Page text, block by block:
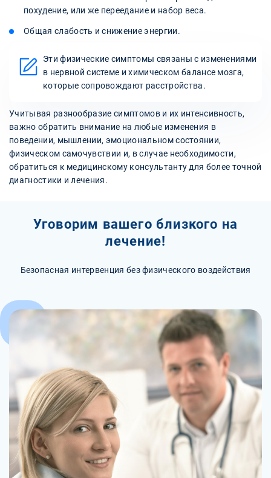
похудение, или же переедание и набор веса.
Общая слабость и снижение энергии.
Эти физические симптомы связаны с изменениями
в нервной системе и химическом балансе мозга,
которые сопровождают расстройства.
Учитывая разнообразие симптомов и их интенсивность,
важно обратить внимание на любые изменения в
поведении, мышлении, эмоциональном состоянии,
физическом самочувствии и, в случае необходимости,
обратиться к медицинскому консультанту для более точной
диагностики и лечения.
Уговорим вашего близкого на
лечение!
Безопасная интервенция без физического воздействия